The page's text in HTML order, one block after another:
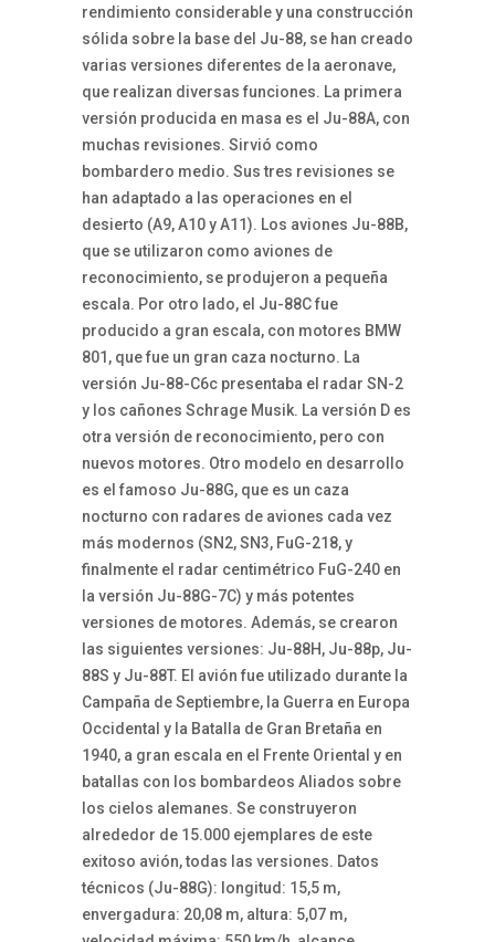
rendimiento considerable y una construcción
sólida sobre la base del Ju-88, se han creado
varias versiones diferentes de la aeronave,
que realizan diversas funciones. La primera
versión producida en masa es el Ju-88A, con
muchas revisiones. Sirvió como
bombardero medio. Sus tres revisiones se
han adaptado a las operaciones en el
desierto (A9, A10 y A11). Los aviones Ju-88B,
que se utilizaron como aviones de
reconocimiento, se produjeron a pequeña
escala. Por otro lado, el Ju-88C fue
producido a gran escala, con motores BMW
801, que fue un gran caza nocturno. La
versión Ju-88-C6c presentaba el radar SN-2
y los cañones Schrage Musik. La versión D es
otra versión de reconocimiento, pero con
nuevos motores. Otro modelo en desarrollo
es el famoso Ju-88G, que es un caza
nocturno con radares de aviones cada vez
más modernos (SN2, SN3, FuG-218, y
finalmente el radar centimétrico FuG-240 en
la versión Ju-88G-7C) y más potentes
versiones de motores. Además, se crearon
las siguientes versiones: Ju-88H, Ju-88p, Ju-
88S y Ju-88T. El avión fue utilizado durante la
Campaña de Septiembre, la Guerra en Europa
Occidental y la Batalla de Gran Bretaña en
1940, a gran escala en el Frente Oriental y en
batallas con los bombardeos Aliados sobre
los cielos alemanes. Se construyeron
alrededor de 15.000 ejemplares de este
exitoso avión, todas las versiones. Datos
técnicos (Ju-88G): longitud: 15,5 m,
envergadura: 20,08 m, altura: 5,07 m,